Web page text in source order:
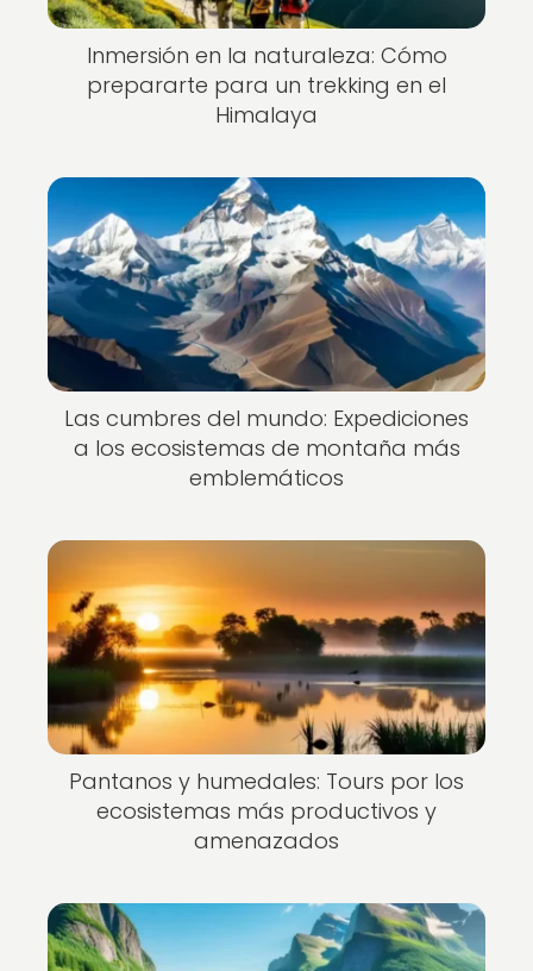
Inmersión en la naturaleza: Cómo
prepararte para un trekking en el
Himalaya
Las cumbres del mundo: Expediciones
a los ecosistemas de montaña más
emblemáticos
Pantanos y humedales: Tours por los
ecosistemas más productivos y
amenazados